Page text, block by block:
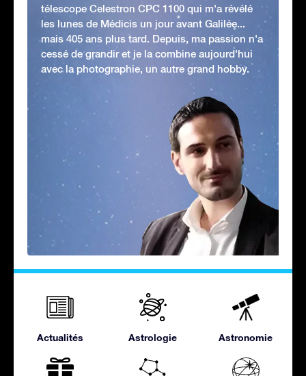
télescope Celestron CPC 1100 qui m'a révélé
les lunes de Médicis un jour avant Galilée...
mais 405 ans plus tard. Depuis, ma passion n'a
cessé de grandir et je la combine aujourd'hui
avec la photographie, un autre grand hobby.
Actualités Astrologie Astronomie